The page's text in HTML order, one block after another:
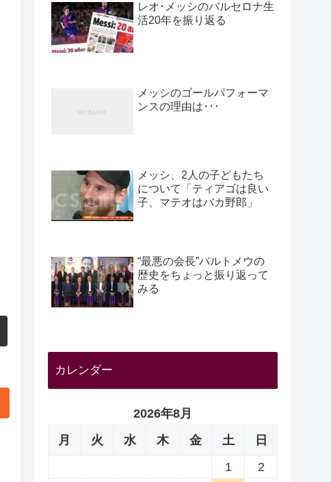
レオ･メッシのバルセロナ生
活20年を振り返る
メッシのゴールパフォーマ
ンスの理由は･･･
メッシ、2人の子どもたち
について「ティアゴは良い
子、マテオはバカ野郎」
“最悪の会長”バルトメウの
歴史をちょっと振り返って
みる
カレンダー
2026年8月
月
火 水 木 金 土
日
1
2